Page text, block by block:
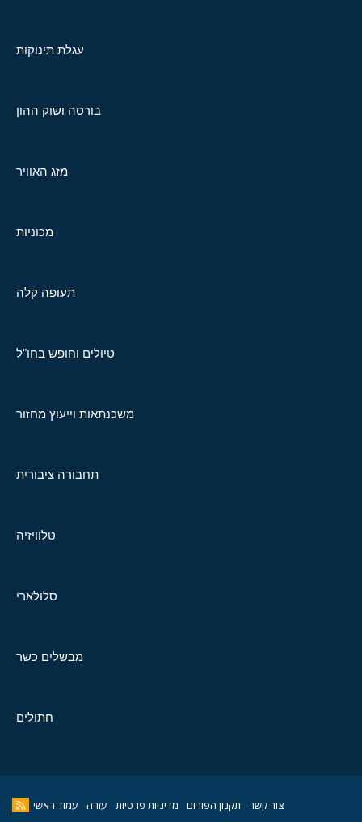
עגלת תינוקות
בורסה ושוק ההון
מזג האוויר
מכוניות
תעופה קלה
טיולים וחופש בחו"ל
משכנתאות וייעוץ מחזור
תחבורה ציבורית
טלוויזיה
סלולארי
מבשלים כשר
חתולים
צור קשר תקנון הפורום מדיניות פרטיות עזרה עמוד ראשי